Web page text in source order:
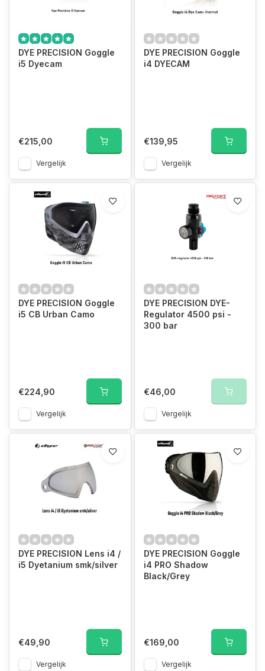
DYE PRECISION Goggle
i5 Dyecam
€215,00
Vergelijk
DYE PRECISION Goggle
i4 DYECAM
€139,95
Vergelijk
DYE PRECISION Goggle
i5 CB Urban Camo
€224,90
Vergelijk
DYE PRECISION DYE-
Regulator 4500 psi -
300 bar
€46,00
Vergelijk
DYE PRECISION Lens i4 /
i5 Dyetanium smk/silver
€49,90
Vergelijk
DYE PRECISION Goggle
i4 PRO Shadow
Black/Grey
€169,00
Vergelijk